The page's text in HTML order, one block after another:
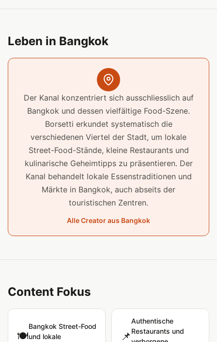
Leben in Bangkok
Der Kanal konzentriert sich ausschliesslich auf
Bangkok und dessen vielfältige Food-Szene.
Borsetti erkundet systematisch die
verschiedenen Viertel der Stadt, um lokale
Street-Food-Stände, kleine Restaurants und
kulinarische Geheimtipps zu präsentieren. Der
Kanal behandelt lokale Essenstraditionen und
Märkte in Bangkok, auch abseits der
touristischen Zentren.
Alle Creator aus Bangkok
Content Fokus
🍽️
Bangkok Street-Food
und lokale
📌
Authentische
Restaurants und